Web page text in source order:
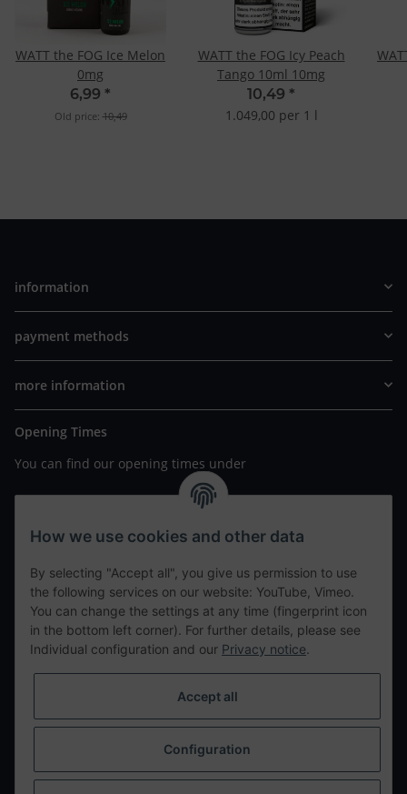
WATT the FOG Ice Melon
0mg
6,99 *
Old price: 10,49
WATT the FOG Icy Peach
Tango 10ml 10mg
10,49 *
1.049,00 per 1 l
information
payment methods
more information
Opening Times
You can find our opening times under
https://www.wannavapor.de/Filialen
your personal site
contact details
tweet
teilen
Withdraw from contract
How we use cookies and other data
By selecting "Accept all", you give us permission to use
the following services on our website: YouTube, Vimeo.
You can change the settings at any time (fingerprint icon
in the bottom left corner). For further details, please see
Individual configuration and our Privacy notice.
Accept all
Configuration